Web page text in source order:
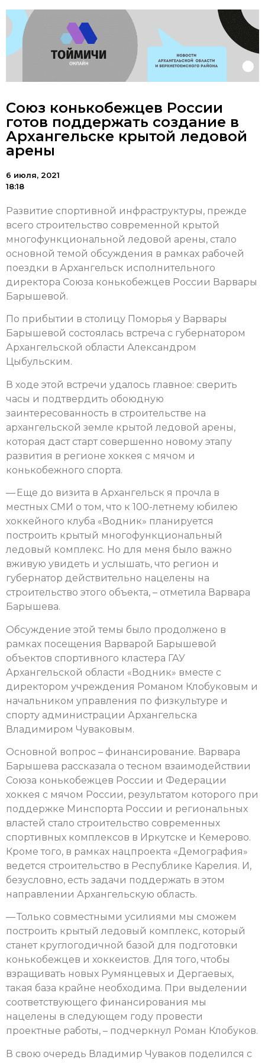
Союз конькобежцев России
готов поддержать создание в
Архангельске крытой ледовой
арены
6 июля, 2021
18:18
Развитие спортивной инфраструктуры, прежде
всего строительство современной крытой
многофункциональной ледовой арены, стало
основной темой обсуждения в рамках рабочей
поездки в Архангельск исполнительного
директора Союза конькобежцев России Варвары
Барышевой.
По прибытии в столицу Поморья у Варвары
Барышевой состоялась встреча с губернатором
Архангельской области Александром
Цыбульским.
В ходе этой встречи удалось главное: сверить
часы и подтвердить обоюдную
заинтересованность в строительстве на
архангельской земле крытой ледовой арены,
которая даст старт совершенно новому этапу
развития в регионе хоккея с мячом и
конькобежного спорта.
— Еще до визита в Архангельск я прочла в
местных СМИ о том, что к 100-летнему юбилею
хоккейного клуба «Водник» планируется
построить крытый многофункциональный
ледовый комплекс. Но для меня было важно
вживую увидеть и услышать, что регион и
губернатор действительно нацелены на
строительство этого объекта, – отметила Варвара
Барышева.
Обсуждение этой темы было продолжено в
рамках посещения Варварой Барышевой
объектов спортивного кластера ГАУ
Архангельской области «Водник» вместе с
директором учреждения Романом Клобуковым и
начальником управления по физкультуре и
спорту администрации Архангельска
Владимиром Чуваковым.
Основной вопрос – финансирование. Варвара
Барышева рассказала о тесном взаимодействии
Союза конькобежцев России и Федерации
хоккея с мячом России, результатом которого при
поддержке Минспорта России и региональных
властей стало строительство современных
спортивных комплексов в Иркутске и Кемерово.
Кроме того, в рамках нацпроекта «Демография»
ведется строительство в Республике Карелия. И,
безусловно, есть задачи поддержать в этом
направлении Архангельскую область.
— Только совместными усилиями мы сможем
построить крытый ледовый комплекс, который
станет круглогодичной базой для подготовки
конькобежцев и хоккеистов. Для того, чтобы
взращивать новых Румянцевых и Дергаевых,
такая база крайне необходима. При выделении
соответствующего финансирования мы
нацелены в следующем году провести
проектные работы, – подчеркнул Роман Клобуков.
В свою очередь Владимир Чуваков поделился с